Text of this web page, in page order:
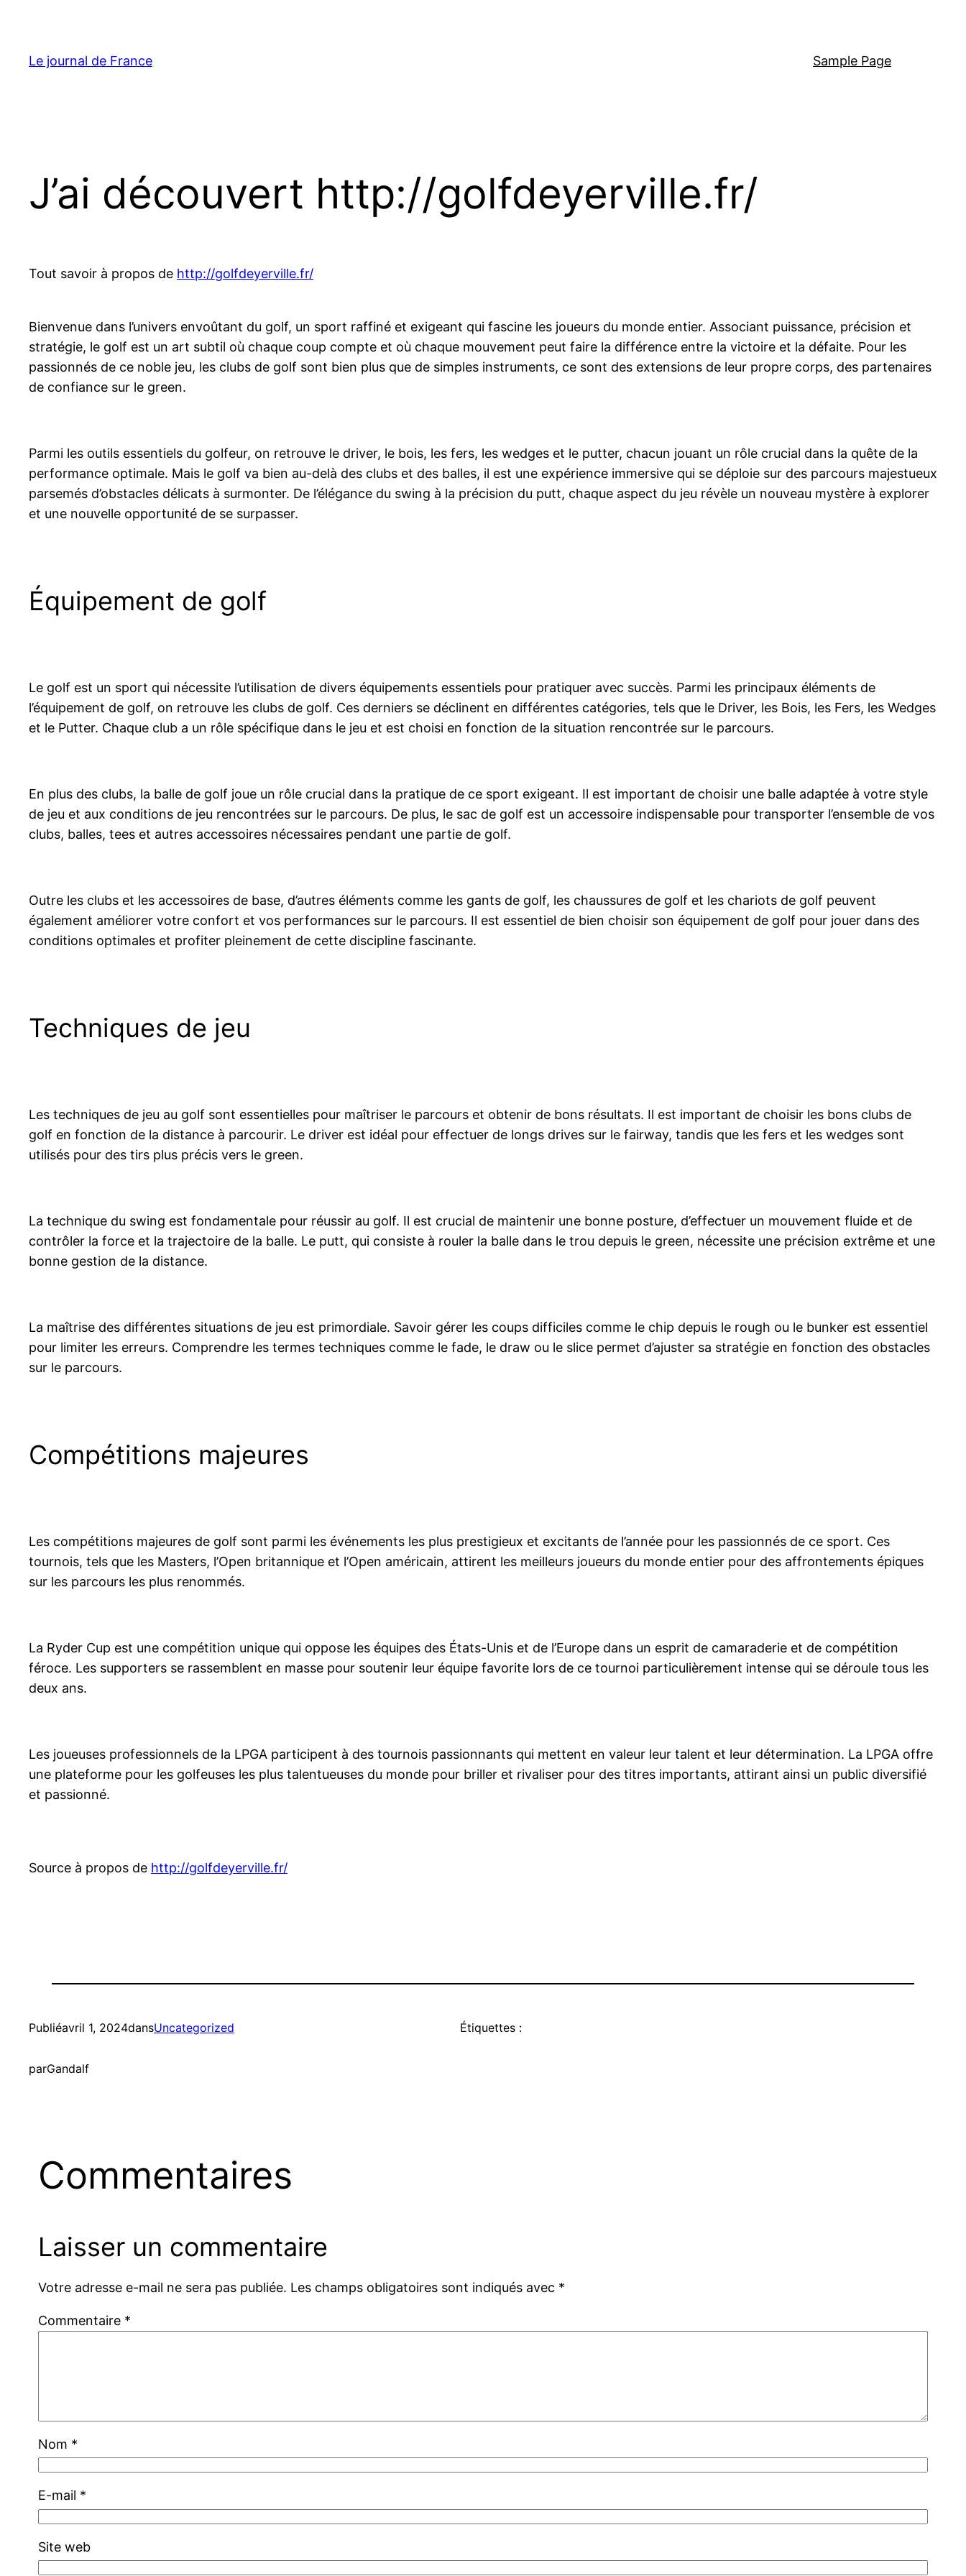
contenu
Le journal de France Sample Page
J’ai découvert http://golfdeyerville.fr/
Tout savoir à propos de http://golfdeyerville.fr/
Bienvenue dans l’univers envoûtant du golf, un sport raffiné et exigeant qui fascine les joueurs du monde entier. Associant puissance, précision et
stratégie, le golf est un art subtil où chaque coup compte et où chaque mouvement peut faire la différence entre la victoire et la défaite. Pour les
passionnés de ce noble jeu, les clubs de golf sont bien plus que de simples instruments, ce sont des extensions de leur propre corps, des partenaires
de confiance sur le green.
Parmi les outils essentiels du golfeur, on retrouve le driver, le bois, les fers, les wedges et le putter, chacun jouant un rôle crucial dans la quête de la
performance optimale. Mais le golf va bien au-delà des clubs et des balles, il est une expérience immersive qui se déploie sur des parcours majestueux
parsemés d’obstacles délicats à surmonter. De l’élégance du swing à la précision du putt, chaque aspect du jeu révèle un nouveau mystère à explorer
et une nouvelle opportunité de se surpasser.
Équipement de golf
Le golf est un sport qui nécessite l’utilisation de divers équipements essentiels pour pratiquer avec succès. Parmi les principaux éléments de
l’équipement de golf, on retrouve les clubs de golf. Ces derniers se déclinent en différentes catégories, tels que le Driver, les Bois, les Fers, les Wedges
et le Putter. Chaque club a un rôle spécifique dans le jeu et est choisi en fonction de la situation rencontrée sur le parcours.
En plus des clubs, la balle de golf joue un rôle crucial dans la pratique de ce sport exigeant. Il est important de choisir une balle adaptée à votre style
de jeu et aux conditions de jeu rencontrées sur le parcours. De plus, le sac de golf est un accessoire indispensable pour transporter l’ensemble de vos
clubs, balles, tees et autres accessoires nécessaires pendant une partie de golf.
Outre les clubs et les accessoires de base, d’autres éléments comme les gants de golf, les chaussures de golf et les chariots de golf peuvent
également améliorer votre confort et vos performances sur le parcours. Il est essentiel de bien choisir son équipement de golf pour jouer dans des
conditions optimales et profiter pleinement de cette discipline fascinante.
Techniques de jeu
Les techniques de jeu au golf sont essentielles pour maîtriser le parcours et obtenir de bons résultats. Il est important de choisir les bons clubs de
golf en fonction de la distance à parcourir. Le driver est idéal pour effectuer de longs drives sur le fairway, tandis que les fers et les wedges sont
utilisés pour des tirs plus précis vers le green.
La technique du swing est fondamentale pour réussir au golf. Il est crucial de maintenir une bonne posture, d’effectuer un mouvement fluide et de
contrôler la force et la trajectoire de la balle. Le putt, qui consiste à rouler la balle dans le trou depuis le green, nécessite une précision extrême et une
bonne gestion de la distance.
La maîtrise des différentes situations de jeu est primordiale. Savoir gérer les coups difficiles comme le chip depuis le rough ou le bunker est essentiel
pour limiter les erreurs. Comprendre les termes techniques comme le fade, le draw ou le slice permet d’ajuster sa stratégie en fonction des obstacles
sur le parcours.
Compétitions majeures
Les compétitions majeures de golf sont parmi les événements les plus prestigieux et excitants de l’année pour les passionnés de ce sport. Ces
tournois, tels que les Masters, l’Open britannique et l’Open américain, attirent les meilleurs joueurs du monde entier pour des affrontements épiques
sur les parcours les plus renommés.
La Ryder Cup est une compétition unique qui oppose les équipes des États-Unis et de l’Europe dans un esprit de camaraderie et de compétition
féroce. Les supporters se rassemblent en masse pour soutenir leur équipe favorite lors de ce tournoi particulièrement intense qui se déroule tous les
deux ans.
Les joueuses professionnels de la LPGA participent à des tournois passionnants qui mettent en valeur leur talent et leur détermination. La LPGA offre
une plateforme pour les golfeuses les plus talentueuses du monde pour briller et rivaliser pour des titres importants, attirant ainsi un public diversifié
et passionné.
Source à propos de http://golfdeyerville.fr/
Publiéavril 1, 2024dansUncategorized
parGandalf
Étiquettes :
Commentaires
Laisser un commentaire
Votre adresse e-mail ne sera pas publiée. Les champs obligatoires sont indiqués avec *
Commentaire *
Nom *
E-mail *
Site web